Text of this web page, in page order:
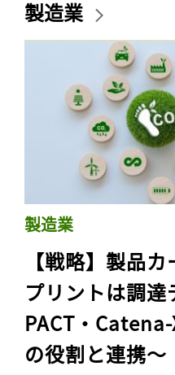
製造業
製造業
【戦略】製品
プリントは調達
PACT・
の役割と連携〜